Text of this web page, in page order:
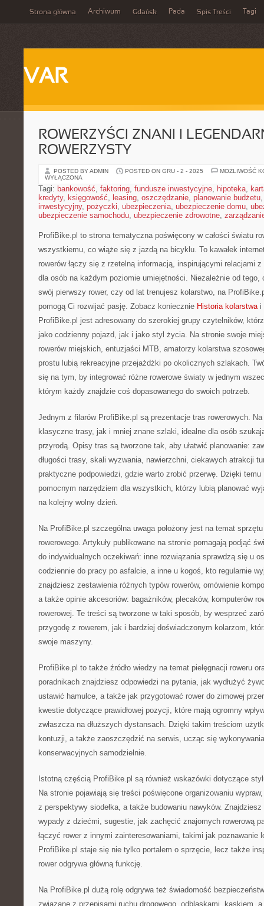
Strona główna Archiwum Gdańsk Pada Spis Treści Tagi
VAR
ROWERZYŚCI ZNANI I
ROWERZYSTY
POSTED BY ADMIN POSTED ON GRU - 2 - 2025
MOŻLIWOŚĆ
WYŁĄCZONA
Tagi: bankowość, faktoring, fundusze inwestycyjne, hipoteka,
kredyty, księgowość, leasing, oszczędzanie, planowanie budżetu
inwestycyjny, pożyczki, ubezpieczenia, ubezpieczenie domu,
ubezpieczenie samochodu, ubezpieczenie zdrowotne,
ProfiBike.pl to strona tematyczna poświęcony w całości światu
wszystkiemu, co wiąże się z jazdą na bicyklu. To kawałek
rowerów łączy się z rzetelną informacją, inspirującymi relacjami
dla osób na każdym poziomie umiejętności. Niezależnie od tego,
swój pierwszy rower, czy od lat trenujesz kolarstwo, na
pomogą Ci rozwijać pasję. Zobacz koniecznie Historia kolarstwai
ProfiBike.pl jest adresowany do szerokiej grupy czytelników,
jako codzienny pojazd, jak i jako styl życia. Na stronie swoje
rowerów miejskich, entuzjaści MTB, amatorzy kolarstwa
prostu lubią rekreacyjne przejażdżki po okolicznych szlakach.
się na tym, by integrować różne rowerowe światy w jednym
którym każdy znajdzie coś dopasowanego do swoich potrzeb.
Jednym z filarów ProfiBike.pl są prezentacje tras rowerowych.
klasyczne trasy, jak i mniej znane szlaki, idealne dla osób
przyrodą. Opisy tras są tworzone tak, aby ułatwić planowanie:
długości trasy, skali wyzwania, nawierzchni, ciekawych atrakcji
praktyczne podpowiedzi, gdzie warto zrobić przerwę. Dzięki
pomocnym narzędziem dla wszystkich, którzy lubią planować
na kolejny wolny dzień.
Na ProfiBike.pl szczególna uwaga położony jest na temat
rowerowego. Artykuły publikowane na stronie pomagają podjąć
do indywidualnych oczekiwań: inne rozwiązania sprawdzą się u
codziennie do pracy po asfalcie, a inne u kogoś, kto regularnie
znajdziesz zestawienia różnych typów rowerów, omówienie
a także opinie akcesoriów: bagażników, plecaków, komputerów
rowerowej. Te treści są tworzone w taki sposób, by wesprzeć
przygodę z rowerem, jak i bardziej doświadczonym kolarzom,
swoje maszyny.
ProfiBike.pl to także źródło wiedzy na temat pielęgnacji roweru
poradnikach znajdziesz odpowiedzi na pytania, jak wydłużyć
ustawić hamulce, a także jak przygotować rower do zimowej
kwestie dotyczące prawidłowej pozycji, które mają ogromny
zwłaszcza na dłuższych dystansach. Dzięki takim treściom
kontuzji, a także zaoszczędzić na serwis, ucząc się
konserwacyjnych samodzielnie.
Istotną częścią ProfiBike.pl są również wskazówki dotyczące
Na stronie pojawiają się treści poświęcone organizowaniu
z perspektywy siodełka, a także budowaniu nawyków. Znajdziesz
wypady z dziećmi, sugestie, jak zachęcić znajomych rowerową
łączyć rower z innymi zainteresowaniami, takimi jak poznawanie
ProfiBike.pl staje się nie tylko portalem o sprzęcie, lecz także
rower odgrywa główną funkcję.
Na ProfiBike.pl dużą rolę odgrywa też świadomość
związane z przepisami ruchu drogowego, odblaskami, kaskiem, a